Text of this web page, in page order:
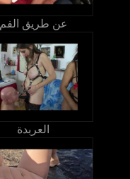
عن طريق الفم
العربدة